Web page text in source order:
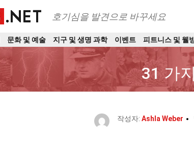
호기심을 발견으로 바꾸세요
문화 및 예술 지구 및 생명 과학 이벤트 피트니스 및 웰
31 가
작성자: Ashla Weber